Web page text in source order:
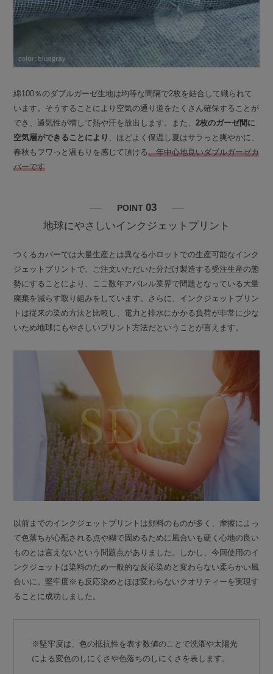
綿100％のダブルガーゼ生地は均等な間隔で2枚を結合して織られて
います。そうすることにより空気の通り道をたくさん確保することが
でき、通気性が増して熱や汗を放出します。また、2枚のガーゼ間に
空気層ができることにより
、ほどよく保温し夏はサラっと爽やかに、
春秋もフワっと温もりを感じて頂ける、年中心地良いダブルガーゼカ
バーです
POINT 03
地球にやさしいインクジェットプリント
つくるカバーでは大量生産とは異なる小ロットでの生産可能なインク
ジェットプリントで、ご注文いただいた分だけ製造する受注生産の態
勢にすることにより、ここ数年アパレル業界で問題となっている大量
廃棄を減らす取り組みをしています。さらに、インクジェットプリン
トは従来の染め方法と比較し、電力と排水にかかる負荷が非常に少な
いため地球にもやさしいプリント方法だということが言えます。
以前までのインクジェットプリントは顔料のものが多く、摩擦によっ
て色落ちが心配される点や糊で固めるために風合いも硬く心地の良い
ものとは言えないという問題点がありました。しかし、今回使用のイ
ンクジェットは染料のため一般的な反応染めと変わらない柔らかい風
合いに。堅牢度※も反応染めとほぼ変わらないクオリティーを実現す
ることに成功しました。
※堅牢度は、色の抵抗性を表す数値のことで洗濯や太陽光
による変色のしにくさや色落ちのしにくさを表します。